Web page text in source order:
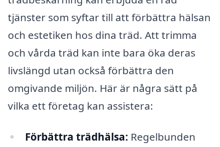
tjänster som syftar till att förbättra hälsan
och estetiken hos dina träd. Att trimma
och vårda träd kan inte bara öka deras
livslängd utan också förbättra den
omgivande miljön. Här är några sätt på
vilka ett företag kan assistera:
Förbättra trädhälsa: Regelbunden